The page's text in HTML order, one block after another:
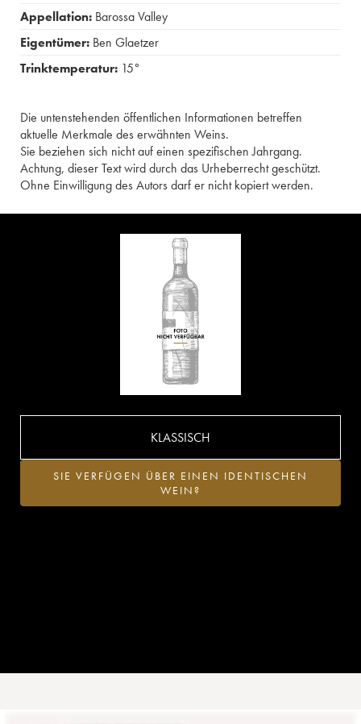
KLASSISCH
SIE VERFÜGEN ÜBER EINEN IDENTISCHEN
WEIN?
Appellation: Barossa Valley
Eigentümer: Ben Glaetzer
Trinktemperatur: 15°
Die untenstehenden öffentlichen Informationen betreffen
aktuelle Merkmale des erwähnten Weins.
Sie beziehen sich nicht auf einen spezifischen Jahrgang.
Achtung, dieser Text wird durch das Urheberrecht geschützt.
Ohne Einwilligung des Autors darf er nicht kopiert werden.